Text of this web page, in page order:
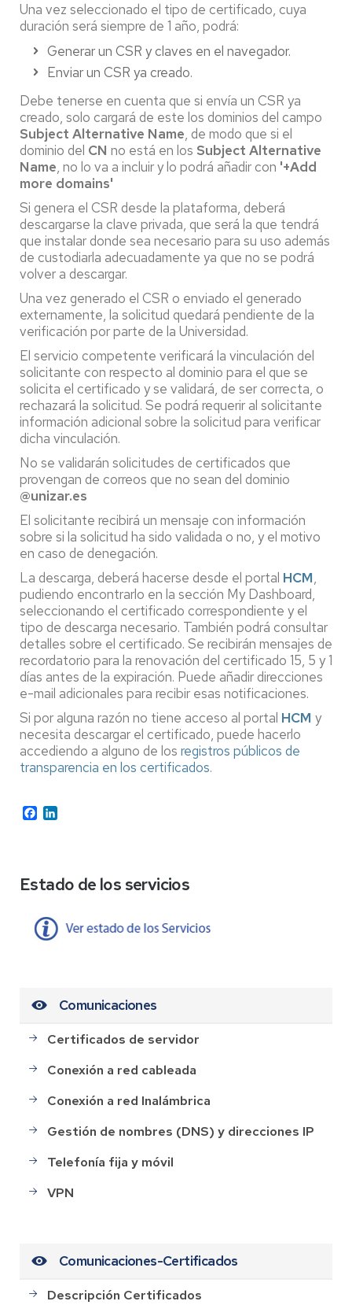
Una vez seleccionado el tipo de certificado, cuya
duración será siempre de 1 año, podrá:
Generar un CSR y claves en el navegador.
Enviar un CSR ya creado.
Debe tenerse en cuenta que si envía un CSR ya
creado, solo cargará de este los dominios del campo
Subject Alternative Name, de modo que si el
dominio del CN no está en los Subject Alternative
Name, no lo va a incluir y lo podrá añadir con '+Add
more domains'
Si genera el CSR desde la plataforma, deberá
descargarse la clave privada, que será la que tendrá
que instalar donde sea necesario para su uso además
de custodiarla adecuadamente ya que no se podrá
volver a descargar.
Una vez generado el CSR o enviado el generado
externamente, la solicitud quedará pendiente de la
verificación por parte de la Universidad.
El servicio competente verificará la vinculación del
solicitante con respecto al dominio para el que se
solicita el certificado y se validará, de ser correcta, o
rechazará la solicitud. Se podrá requerir al solicitante
información adicional sobre la solicitud para verificar
dicha vinculación.
No se validarán solicitudes de certificados que
provengan de correos que no sean del dominio
@unizar.es
El solicitante recibirá un mensaje con información
sobre si la solicitud ha sido validada o no, y el motivo
en caso de denegación.
La descarga, deberá hacerse desde el portal HCM,
pudiendo encontrarlo en la sección My Dashboard,
seleccionando el certificado correspondiente y el
tipo de descarga necesario. También podrá consultar
detalles sobre el certificado. Se recibirán mensajes de
recordatorio para la renovación del certificado 15, 5 y 1
días antes de la expiración. Puede añadir direcciones
e-mail adicionales para recibir esas notificaciones.
Si por alguna razón no tiene acceso al portal HCM y
necesita descargar el certificado, puede hacerlo
accediendo a alguno de los registros públicos de
transparencia en los certificados.
Facebook
Estado de los servicios
Comunicaciones
Certificados de servidor
Conexión a red cableada
Conexión a red Inalámbrica
Gestión de nombres (DNS) y direcciones IP
Telefonía fija y móvil
VPN
Comunicaciones-Certificados
Descripción Certificados